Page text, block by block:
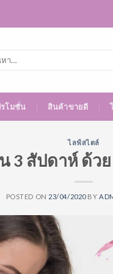
โมชั่น สินค้าขายดี
ไลฟ์สไตล์
3 สัปดาห์ ด้วย
POSTED ON 23/04/2020BY